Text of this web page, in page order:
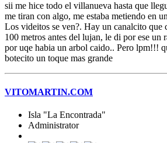
sii me hice todo el villanueva hasta que
me tiran con algo, me estaba metiendo en
Los videitos se ven?. Hay un canalcito que
100 metros antes del lujan, le di por ese un
por uqe habia un arbol caido.. Pero lpm!!!
botecito un toque mas grande
VITOMARTIN.COM
Isla "La Encontrada"
Administrator